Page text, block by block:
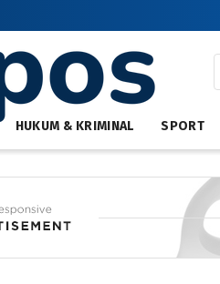
HUKUM & KRIMINAL SPORT